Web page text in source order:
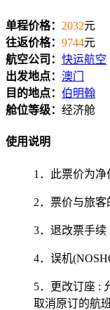
单程价格： 2032元
往返价格： 9744元
航空公司： 快运航空
出发地点： 澳门
目的地点： 伯明翰
舱位等级： 经济舱
使用说明
1．此票价为
2．票价与旅
3．退改票手续
4．误机
5．更改订座 :
取消原订的航